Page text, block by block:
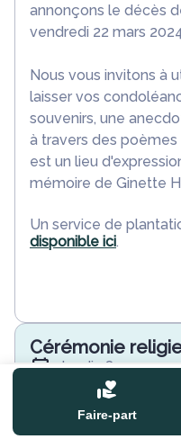
Faire-part
annonçons le décès
vendredi 22 mars
Nous vous invitons à
laisser vos
souvenirs, une
à travers des
est un lieu
mémoire de Ginette
Un service de
disponible ici.
Cérémonie
jeudi 28 mars
Église de Baillou
41170 Baillou